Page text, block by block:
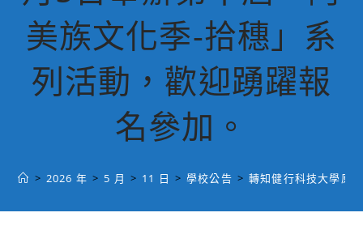
美族文化季-拾穗」系
列活動，歡迎踴躍報
名參加。
> 2026 年 > 5 月 > 11 日 > 學校公告 > 轉知健行科技大學原